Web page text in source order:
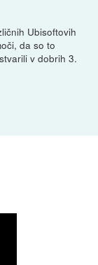
Ubisoftovih
da so to
v dobrih 3.